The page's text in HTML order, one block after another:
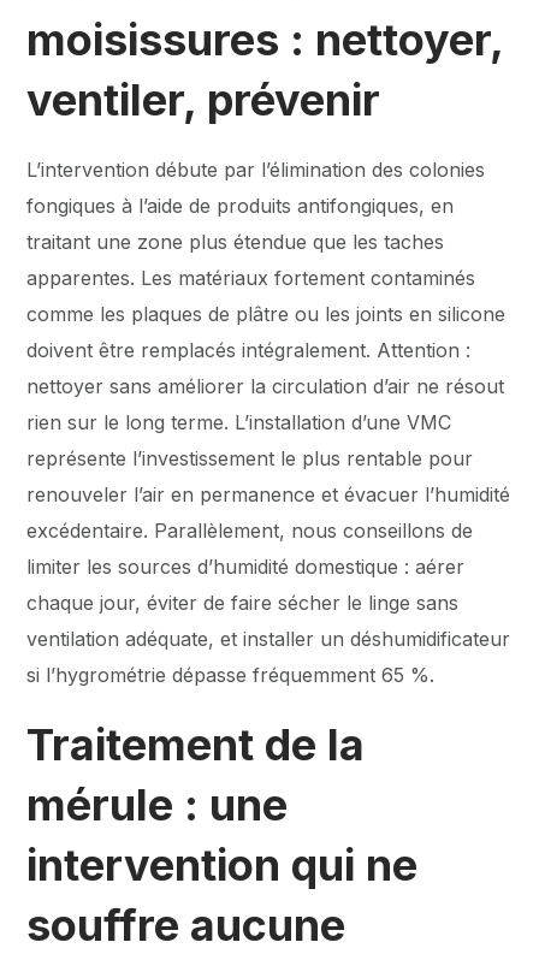
moisissures : nettoyer,
ventiler, prévenir
L’intervention débute par l’élimination des colonies
fongiques à l’aide de produits antifongiques, en
traitant une zone plus étendue que les taches
apparentes. Les matériaux fortement contaminés
comme les plaques de plâtre ou les joints en silicone
doivent être remplacés intégralement. Attention :
nettoyer sans améliorer la circulation d’air ne résout
rien sur le long terme. L’installation d’une VMC
représente l’investissement le plus rentable pour
renouveler l’air en permanence et évacuer l’humidité
excédentaire. Parallèlement, nous conseillons de
limiter les sources d’humidité domestique : aérer
chaque jour, éviter de faire sécher le linge sans
ventilation adéquate, et installer un déshumidificateur
si l’hygrométrie dépasse fréquemment 65 %.
Traitement de la
mérule : une
intervention qui ne
souffre aucune